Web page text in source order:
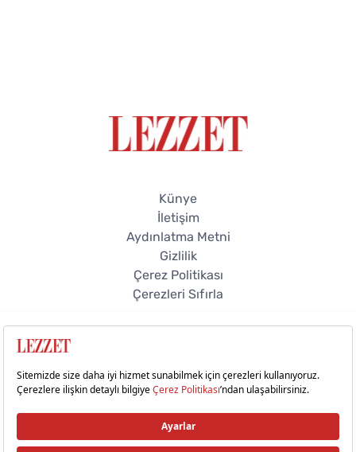
Künye
İletişim
Aydınlatma Metni
Gizlilik
Çerez Politikası
Çerezleri Sıfırla
© 2026 Lezzet Online. Tüm hakları saklıdır.